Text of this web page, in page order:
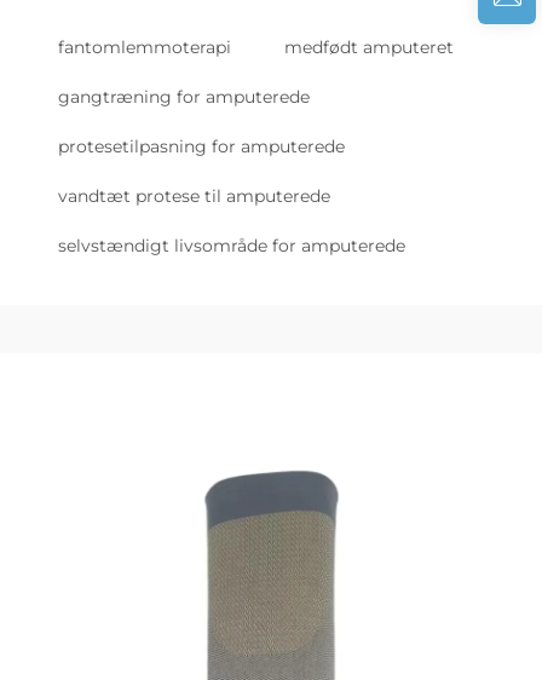
fantomlemmoterapi medfødt amputeret
gangtræning for amputerede
protesetilpasning for amputerede
vandtæt protese til amputerede
selvstændigt livsområde for amputerede